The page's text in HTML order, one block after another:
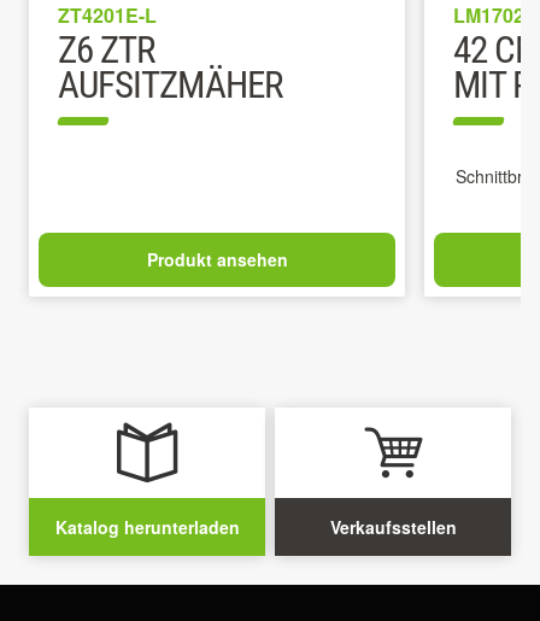
ZT4201E-L
Z6 ZTR
AUFSITZMÄHER
Produkt ansehen
42
MIT
Katalog herunterladen Verkaufsstellen